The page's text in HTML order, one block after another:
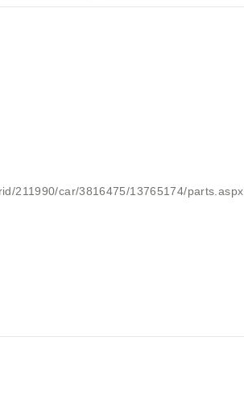
211990/car/3816475/13765174/parts.aspx